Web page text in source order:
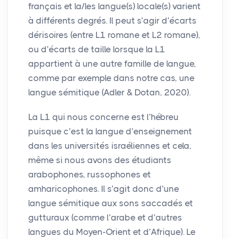
français et la/les langue(s) locale(s) varient
à différents degrés. Il peut s’agir d’écarts
dérisoires (entre L1 romane et L2 romane),
ou d’écarts de taille lorsque la L1
appartient à une autre famille de langue,
comme par exemple dans notre cas, une
langue sémitique (Adler & Dotan, 2020).
La L1 qui nous concerne est l’hébreu
puisque c’est la langue d’enseignement
dans les universités israéliennes et cela,
même si nous avons des étudiants
arabophones, russophones et
amharicophones. Il s’agit donc d’une
langue sémitique aux sons saccadés et
gutturaux (comme l’arabe et d’autres
langues du Moyen-Orient et d’Afrique). Le